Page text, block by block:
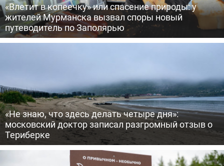
«Влетит в копеечку» или спасение природы: у
жителей Мурманска вызвал споры новый
путеводитель по Заполярью
«Не знаю, что здесь делать четыре дня»:
московский доктор записал разгромный отзыв о
Териберке